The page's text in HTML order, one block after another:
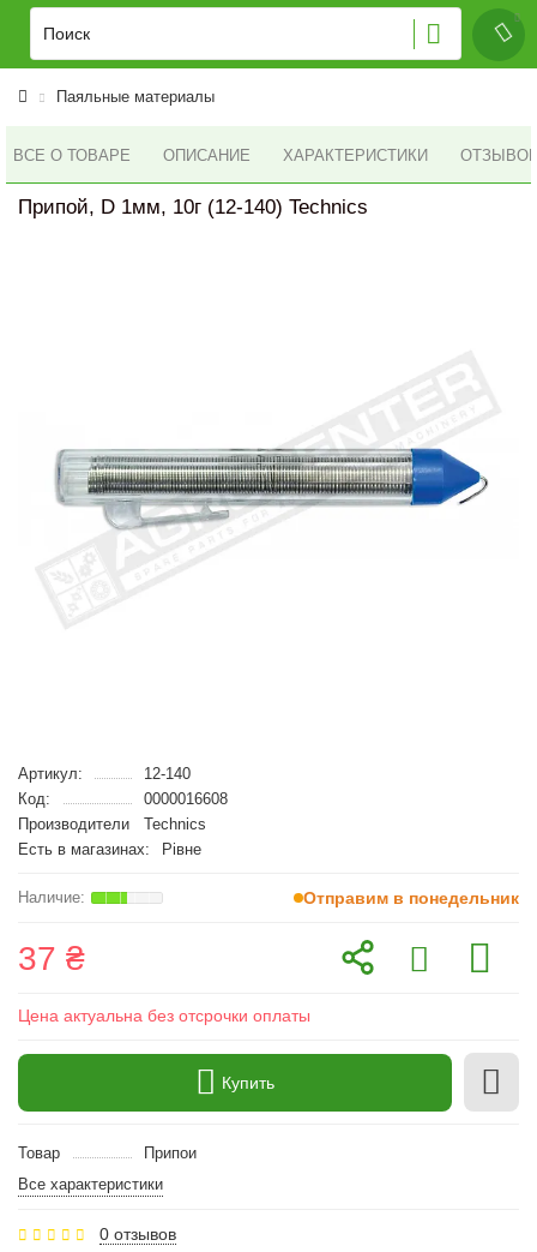
Паяльные материалы
ВСЕ О ТОВАРЕ ОПИСАНИЕ ХАРАКТЕРИСТИКИ ОТЗЫВОВ
Припой, D 1мм, 10г (12-140) Technics
Артикул:
12-140
Код:
0000016608
Производители
Technics
Есть в магазинах:
Рівне
Отправим в понедельник
37 ₴
Цена актуальна без отсрочки оплаты
Купить
Товар
Припои
Все характеристики
0 отзывов